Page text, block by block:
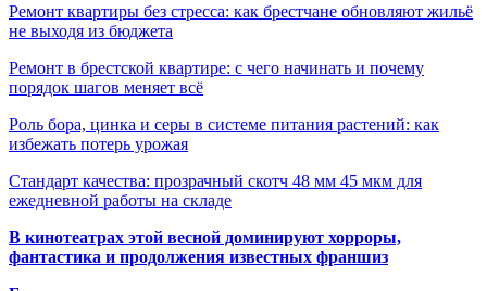
Ремонт квартиры без стресса: как брестчане обновляют жильё
не выходя из бюджета
Ремонт в брестской квартире: с чего начинать и почему
порядок шагов меняет всё
Роль бора, цинка и серы в системе питания растений: как
избежать потерь урожая
Стандарт качества: прозрачный скотч 48 мм 45 мкм для
ежедневной работы на складе
В кинотеатрах этой весной доминируют хорроры,
фантастика и продолжения известных франшиз